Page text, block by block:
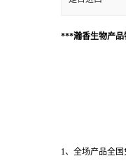
***瀚香生物产
1、全场产品全国